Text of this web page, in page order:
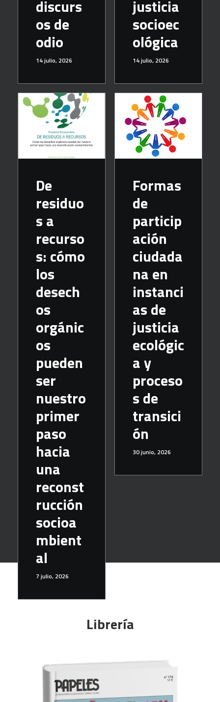
discurs
os de
odio
14 julio, 2026
justicia
socioec
ológica
14 julio, 2026
De
residuo
s a
recurso
s: cómo
los
desech
os
orgánic
os
pueden
ser
nuestro
primer
paso
hacia
una
reconst
rucción
socioa
mbient
al
7 julio, 2026
Formas
de
particip
ación
ciudada
na en
instanci
as de
justicia
ecológic
a y
proceso
s de
transici
ón
30 junio, 2026
Librería